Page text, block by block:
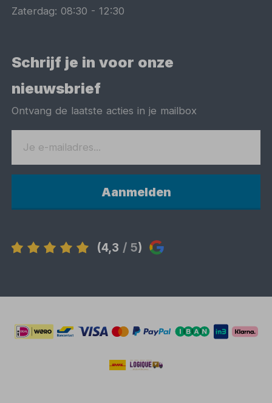
Zaterdag:08:30 -12:30
Schrijf je in voor onze
nieuwsbrief
Ontvang de laatste acties in je mailbox
Aanmelden
(4,3 / 5)